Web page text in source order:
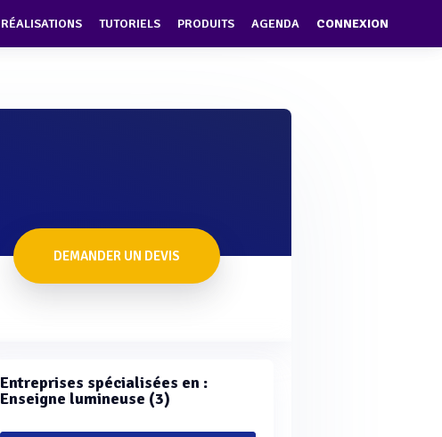
RÉALISATIONS TUTORIELS PRODUITS AGENDA CONNEXION
DEMANDER UN DEVIS
Entreprises spécialisées en :
Enseigne lumineuse (3)